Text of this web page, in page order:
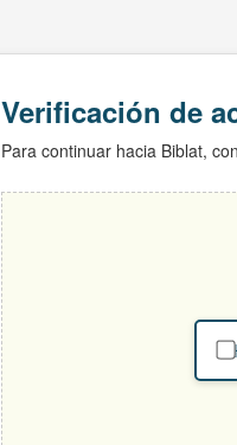
Verificación de
Para continuar hacia Biblat,